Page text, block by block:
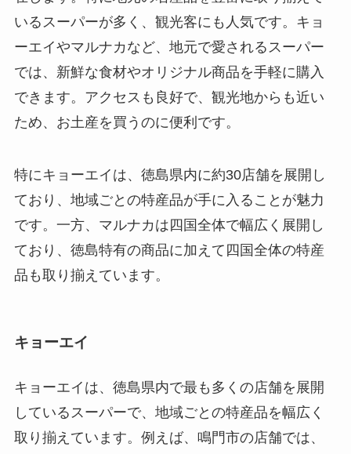
いるスーパーが多く、観光客にも人気です。キョ
ーエイやマルナカなど、地元で愛されるスーパー
では、新鮮な食材やオリジナル商品を手軽に購入
できます。アクセスも良好で、観光地からも近い
ため、お土産を買うのに便利です。
特にキョーエイは、徳島県内に約30店舗を展開し
ており、地域ごとの特産品が手に入ることが魅力
です。一方、マルナカは四国全体で幅広く展開し
ており、徳島特有の商品に加えて四国全体の特産
品も取り揃えています。
キョーエイ
キョーエイは、徳島県内で最も多くの店舗を展開
しているスーパーで、地域ごとの特産品を幅広く
取り揃えています。例えば、鳴門市の店舗では、